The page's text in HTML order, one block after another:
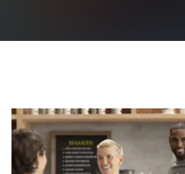
Disfrutando de batidos en un Club de